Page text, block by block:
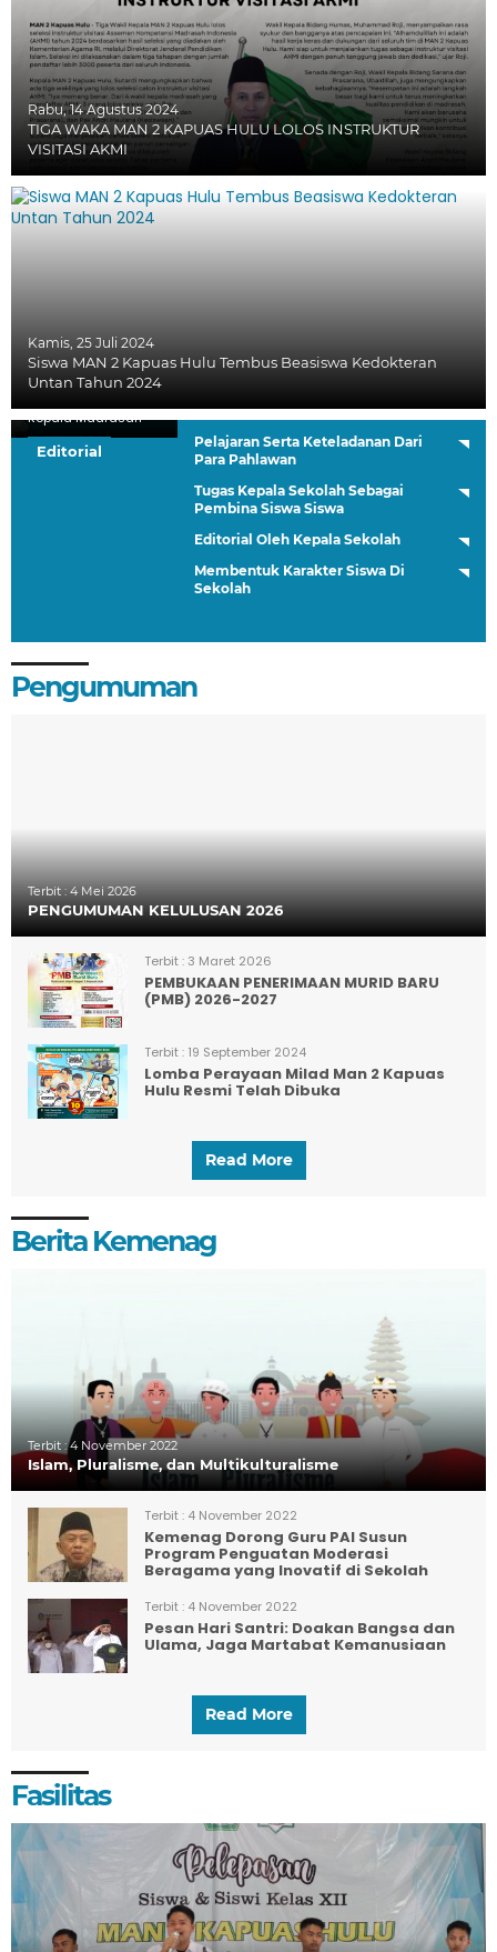
Rabu, 14 Agustus 2024
TIGA WAKA MAN 2 KAPUAS HULU LOLOS INSTRUKTUR
VISITASI AKMI
Kamis, 25 Juli 2024
Siswa MAN 2 Kapuas Hulu Tembus Beasiswa Kedokteran
Untan Tahun 2024
Editorial
Kepala Madrasah
Pelajaran Serta Keteladanan Dari
Para Pahlawan
Tugas Kepala Sekolah Sebagai
Pembina Siswa Siswa
Editorial Oleh Kepala Sekolah
Membentuk Karakter Siswa Di
Sekolah
Pengumuman
Terbit : 4 Mei 2026
PENGUMUMAN KELULUSAN 2026
Terbit : 3 Maret 2026
PEMBUKAAN PENERIMAAN MURID BARU
(PMB) 2026-2027
Terbit : 19 September 2024
Lomba Perayaan Milad Man 2 Kapuas
Hulu Resmi Telah Dibuka
Read More
Berita Kemenag
Terbit :4 November 2022
Islam, Pluralisme, dan Multikulturalisme
Terbit : 4 November 2022
Kemenag Dorong Guru PAI Susun
Program Penguatan Moderasi
Beragama yang Inovatif di Sekolah
Terbit : 4 November 2022
Pesan Hari Santri: Doakan Bangsa dan
Ulama, Jaga Martabat Kemanusiaan
Read More
Fasilitas